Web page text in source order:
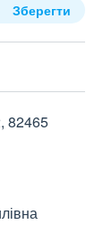
Зберегти
82465